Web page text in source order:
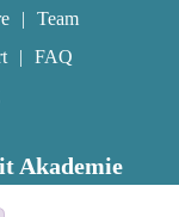
Team
FAQ
Akademie